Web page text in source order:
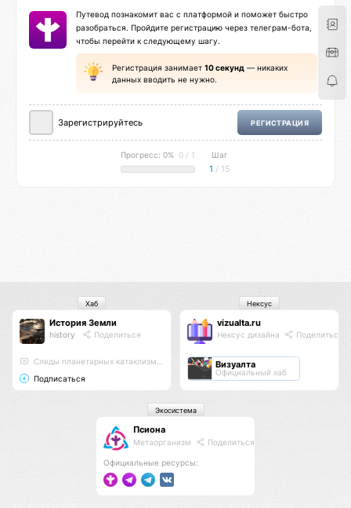
Путевод познакомит вас с платформой и поможет быстро
разобраться. Пройдите регистрацию через телеграм-бота,
чтобы перейти к следующему шагу.
Регистрация занимает 10 секунд — никаких
данных вводить не нужно.
Зарегистрируйтесь РЕГИСТРАЦИЯ
Прогресс: 0% 0 / 1 Шаг
1 / 15
История Земли
history Поделиться
Следы планетарных катаклизмов и высокоразвитых цивилизаций прошлого
Подписаться
Хаб
vizualta.ru
Нексус дизайна Поделиться
Визуалта
Официальный хаб
Нексус
Псиона
Метаорганизм Поделиться
Официальные ресурсы:
Экосистема